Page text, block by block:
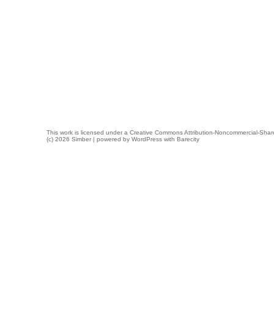
This work is licensed under a Creative Commons Attribution-Noncommercial-
(c) 2026 Simber | powered by WordPress with Barecity